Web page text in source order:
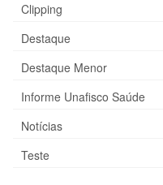
Clipping
Destaque
Destaque Menor
Informe Unafisco Saúde
Notícias
Teste